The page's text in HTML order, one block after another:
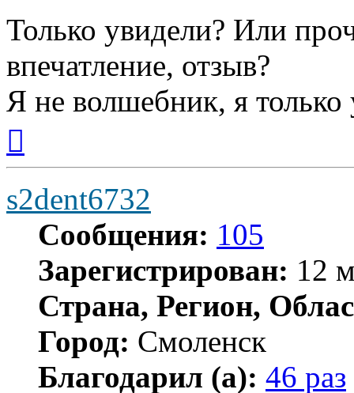
Только увидели? Или
впечатление, отзыв?
Я не волшебник, я только
началу
s2dent6732
Сообщения: 105
Зарегистрирован: 12
Страна, Регион,
Город: Смоленск
Благодарил (а): 46 раз